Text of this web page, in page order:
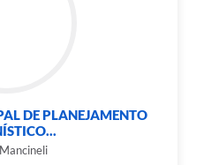
DE PLANEJAMENTO